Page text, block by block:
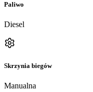
Paliwo
Diesel
Skrzynia biegów
Manualna